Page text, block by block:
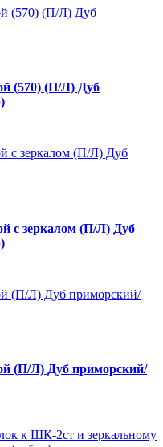
(570) (П/Л) Дуб
с зеркалом (П/Л) Дуб
(П/Л) Дуб приморский/